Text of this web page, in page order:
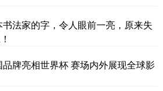
法家的字，令人眼前一亮，原来失
牌亮相世界杯 赛场内外展现全球影